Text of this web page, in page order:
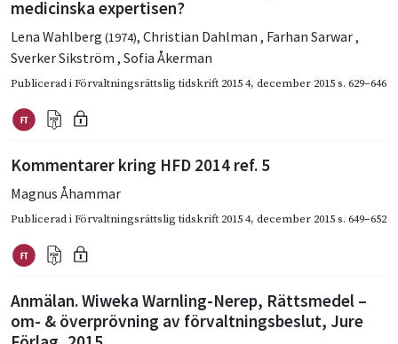
medicinska expertisen?
Lena Wahlberg (1974), Christian Dahlman , Farhan Sarwar,
Sverker Sikström , Sofia Åkerman
Publicerad iFörvaltningsrättslig tidskrift 2015 4, december 2015s. 629–646
Kommentarer kring HFD 2014 ref. 5
Magnus Åhammar
Publicerad iFörvaltningsrättslig tidskrift 2015 4, december 2015s. 649–652
Anmälan. Wiweka Warnling-Nerep, Rättsmedel –
om- & överprövning av förvaltningsbeslut, Jure